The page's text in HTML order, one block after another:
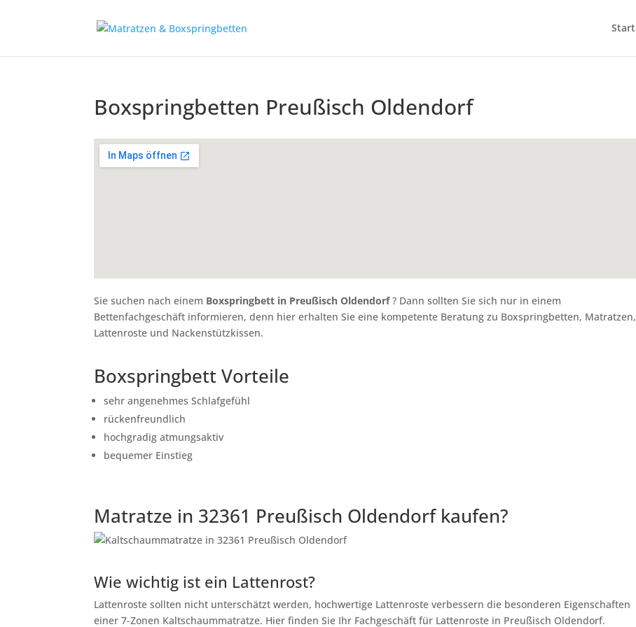
Start
Boxspringbetten Preußisch Oldendorf
Sie suchen nach einem Boxspringbett in Preußisch Oldendorf? Dann sollten Sie sich nur in einem
Bettenfachgeschäft informieren, denn hier erhalten Sie eine kompetente Beratung zu Boxspringbetten, Matratzen,
Lattenroste und Nackenstützkissen.
Boxspringbett Vorteile
sehr angenehmes Schlafgefühl
rückenfreundlich
hochgradig atmungsaktiv
bequemer Einstieg
Matratze in 32361 Preußisch Oldendorf kaufen?
Wie wichtig ist ein Lattenrost?
Lattenroste sollten nicht unterschätzt werden, hochwertige Lattenroste verbessern die besonderen Eigenschaften
einer 7-Zonen Kaltschaummatratze. Hier finden Sie Ihr Fachgeschäft für Lattenroste in Preußisch Oldendorf.